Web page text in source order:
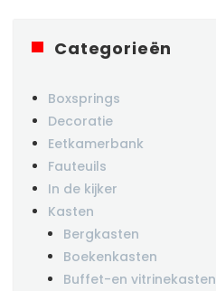
Categorieën
Boxsprings
Decoratie
Eetkamerbank
Fauteuils
In de kijker
Kasten
Bergkasten
Boekenkasten
Buffet-en vitrinekasten